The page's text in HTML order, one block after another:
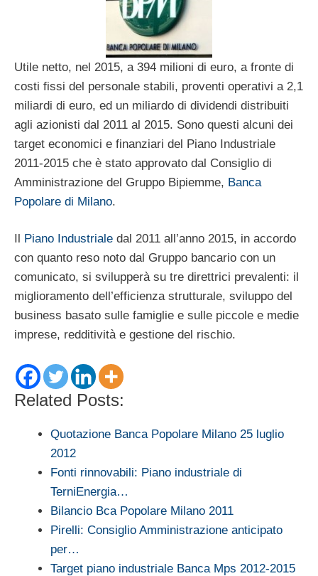
Utile netto, nel 2015, a 394 milioni di euro, a fronte di
costi fissi del personale stabili, proventi operativi a 2,1
miliardi di euro, ed un miliardo di dividendi distribuiti
agli azionisti dal 2011 al 2015. Sono questi alcuni dei
target economici e finanziari del Piano Industriale
2011-2015 che è stato approvato dal Consiglio di
Amministrazione del Gruppo Bipiemme, Banca
Popolare di Milano.
Piano Industriale dal 2011 all’anno 2015, in accordo
con quanto reso noto dal Gruppo bancario con un
comunicato, si svilupperà su tre direttrici prevalenti: il
miglioramento dell’efficienza strutturale, sviluppo del
business basato sulle famiglie e sulle piccole e medie
imprese, redditività e gestione del rischio.
Related Posts:
Quotazione Banca Popolare Milano 25 luglio
2012
Fonti rinnovabili: Piano industriale di
TerniEnergia…
Bilancio Bca Popolare Milano 2011
Pirelli: Consiglio Amministrazione anticipato
per…
Target piano industriale Banca Mps 2012-2015